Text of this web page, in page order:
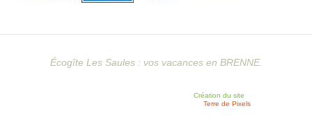
Écogîte Les Saules : vos vacances en BRENNE.
Création du site
Terre de Pixels